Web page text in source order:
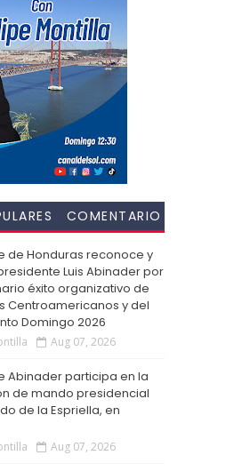
COMENTARIO
de Honduras reconoce y
Luis Abinader por
éxito organizativo de
Centroamericanos y del
Domingo 2026
Aug 07, 2026
Abinader participa en la
de mando presidencial
de la Espriella, en
Aug 07, 2026